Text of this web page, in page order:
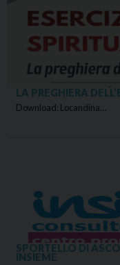
LA PREGHIERA
Download: Locandina…
SPORTELLO DI
INSIEME